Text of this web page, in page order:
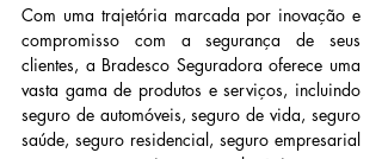
Com uma trajetória marcada por inovação e
compromisso com a segurança de seus
clientes, a Bradesco Seguradora oferece uma
vasta gama de produtos e serviços, incluindo
seguro de automóveis, seguro de vida, seguro
saúde, seguro residencial, seguro empresarial